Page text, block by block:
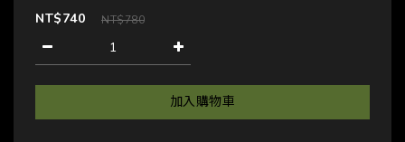
NT$780
NT$740
加入購物車